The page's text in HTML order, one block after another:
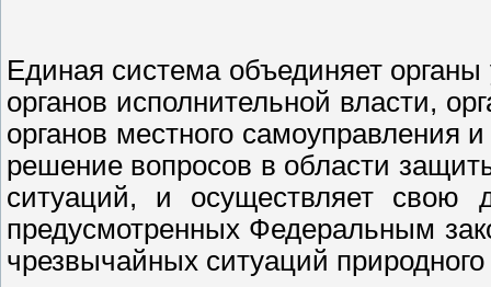
Единая система объединяет
органов исполнительной власти,
органов местного самоуправления
решение вопросов в области
ситуаций, и осуществляет свою
предусмотренных Федеральным
чрезвычайных ситуаций природного